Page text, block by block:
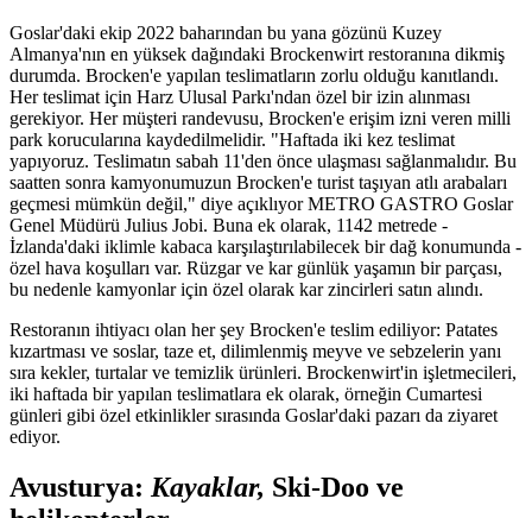
Goslar'daki ekip 2022 baharından bu yana gözünü Kuzey
Almanya'nın en yüksek dağındaki Brockenwirt restoranına dikmiş
durumda. Brocken'e yapılan teslimatların zorlu olduğu kanıtlandı.
Her teslimat için Harz Ulusal Parkı'ndan özel bir izin alınması
gerekiyor. Her müşteri randevusu, Brocken'e erişim izni veren milli
park korucularına kaydedilmelidir. "Haftada iki kez teslimat
yapıyoruz. Teslimatın sabah 11'den önce ulaşması sağlanmalıdır. Bu
saatten sonra kamyonumuzun Brocken'e turist taşıyan atlı arabaları
geçmesi mümkün değil," diye açıklıyorMETRO GASTRO Goslar
Genel Müdürü Julius Jobi. Buna ek olarak, 1142 metrede -
İzlanda'daki iklimle kabaca karşılaştırılabilecek bir dağ konumunda -
özel hava koşulları var. Rüzgar ve kar günlük yaşamın bir parçası,
bu nedenle kamyonlar için özel olarak kar zincirleri satın alındı.
Restoranın ihtiyacı olan her şey Brocken'e teslim ediliyor: Patates
kızartması ve soslar, taze et, dilimlenmiş meyve ve sebzelerin yanı
sıra kekler, turtalar ve temizlik ürünleri. Brockenwirt'in işletmecileri,
iki haftada bir yapılan teslimatlara ek olarak, örneğin Cumartesi
günleri gibi özel etkinlikler sırasında Goslar'daki pazarı da ziyaret
ediyor.
Avusturya: Kayaklar, Ski-Doo ve